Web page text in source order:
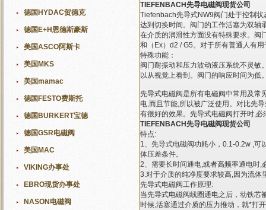
德国HYDAC贺德克
德国E+H恩德斯豪斯
美国ASCO阿斯卡
美国MKS
美国mamac
德国FESTO费斯托
德国BURKERT宝德
德国GSR电磁阀
美国MAC
VIKING办事处
EBRO现货办事处
NASON电磁阀
TIEFENBACH先导电磁阀现货公司
Tiefenbach先导式NW9阀门处于控制
达到切换时间。阀门的工作活塞为双轴
在介质的润滑性方面没有特殊要求。阀
和（Ex）d2 / G5。对于所有普通人有
特殊功能：
阀门耐振动和压力波动液压系统不灵敏
以从视觉上看到。阀门的响应时间为低
先导式电磁阀是所有电磁阀中常用及常
电,而且节能,所以被广泛使用。对比先
有很好的效果。先导式电磁阀打开时,
TIEFENBACH先导电磁阀现货公司
特点:
1、先导式电磁阀功耗小，0.1-0.2w ,可
体压差条件。
2、需要长时间通电,或者高频率通电时,
3.对于介质的纯净度要求较高,因为流体
先导式电磁阀工作原理:
当先导式电磁阀线圈通电之后，动铁芯
时候,活塞通过介质的压力推动，就*打